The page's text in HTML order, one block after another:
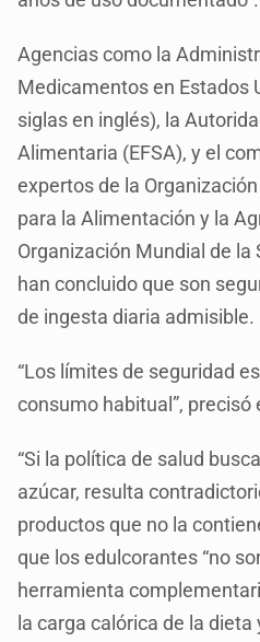
Agencias como la
Medicamentos en Estados
siglas en inglés), la
Alimentaria (EFSA), y el
expertos de la
para la Alimentación y la
Organización Mundial de la
han concluido que son
de ingesta diaria admisible.
“Los límites de seguridad
consumo habitual”, precisó
“Si la política de salud
azúcar, resulta
productos que no la
que los edulcorantes “no
herramienta
la carga calórica de la